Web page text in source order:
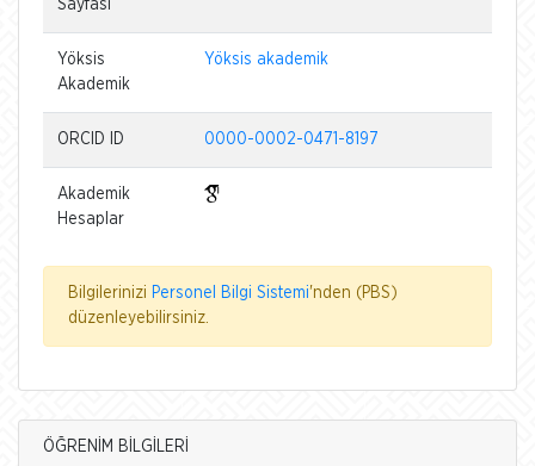
Sayfası
Yöksis
Akademik
Yöksis akademik
ORCID ID 0000-0002-0471-8197
Akademik
Hesaplar
Bilgilerinizi Personel Bilgi Sistemi'nden (PBS)
düzenleyebilirsiniz.
ÖĞRENİM BİLGİLERİ